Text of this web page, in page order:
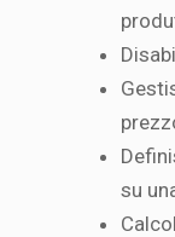
su